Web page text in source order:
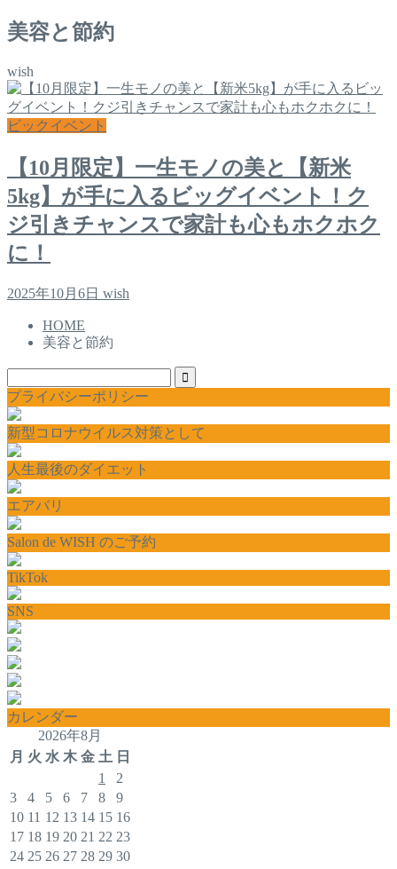
美容と節約
wish
ビックイベント
【10月限定】一生モノの美と【新米
5kg】が手に入るビッグイベント！ク
ジ引きチャンスで家計も心もホクホク
に！
2025年10月6日 wish
HOME
美容と節約
プライバシーポリシー
新型コロナウイルス対策として
人生最後のダイエット
エアバリ
Salon de WISH のご予約
TikTok
SNS
カレンダー
2026年8月
月 火 水 木 金 土 日
1
2
3
4 5 6 7 8
9
10 11 12 13 14 15 16
17 18 19 20 21 22 23
24 25 26 27 28 29 30